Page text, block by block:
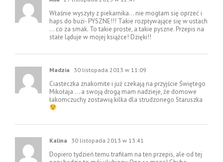
Właśnie wyszyły z piekarnika… nie mogłam się oprzeć i
haps do buzi- PYSZNE!!! Takie rozpływające się w ustach
… co za smak. To takie proste, a takie pyszne. Przepis na
stałe ląduje w mojej książce! Dzięki!!
Madzia 30 listopada 2013 w 11:09
Ciasteczka znakomite i już czekają na przyjście Świętego
Mikołaja … a swoją drogą mam nadzieje, że domowe
łakomczuchy zostawią kilka dla strudzonego Staruszka
Kalina 30 listopada 2013 w 13:41
Dopiero tydzień temu trafiłam na ten przepis, ale od tej